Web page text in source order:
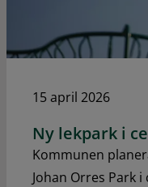
15 april 2026
Ny lekpark i
Kommunen
Johan Orres Park